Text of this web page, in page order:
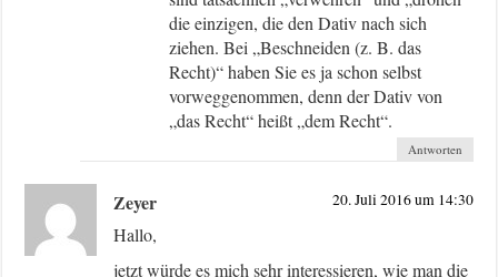
die einzigen, die den Dativ nach sich
ziehen. Bei „Beschneiden (z. B. das
Recht)“ haben Sie es ja schon selbst
vorweggenommen, denn der Dativ von
„das Recht“ heißt „dem Recht“.
Antworten
Zeyer 20. Juli 2016 um 14:30
Hallo,
jetzt würde es mich sehr interessieren, wie man die